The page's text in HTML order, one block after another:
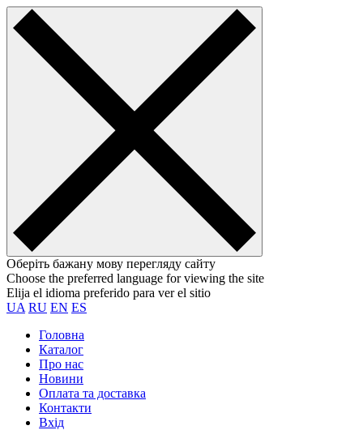
Оберіть бажану мову перегляду сайту
Choose the preferred language for viewing the site
Elija el idioma preferido para ver el sitio
UA RU EN ES
Головна
Каталог
Про нас
Новини
Оплата та доставка
Контакти
Вхiд